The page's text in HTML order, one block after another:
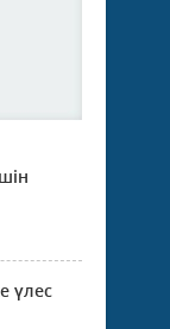
үлес